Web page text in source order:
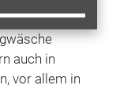
"Unser
auch in
vor allem in